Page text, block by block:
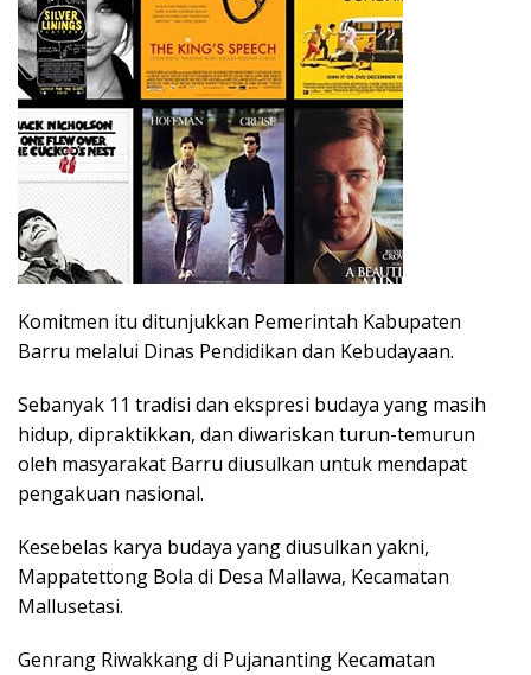
Komitmen itu ditunjukkan Pemerintah Kabupaten
Barru melalui Dinas Pendidikan dan Kebudayaan.
Sebanyak 11 tradisi dan ekspresi budaya yang masih
hidup, dipraktikkan, dan diwariskan turun-temurun
oleh masyarakat Barru diusulkan untuk mendapat
pengakuan nasional.
Kesebelas karya budaya yang diusulkan yakni,
Mappatettong Bola di Desa Mallawa, Kecamatan
Mallusetasi.
Genrang Riwakkang di Pujananting Kecamatan